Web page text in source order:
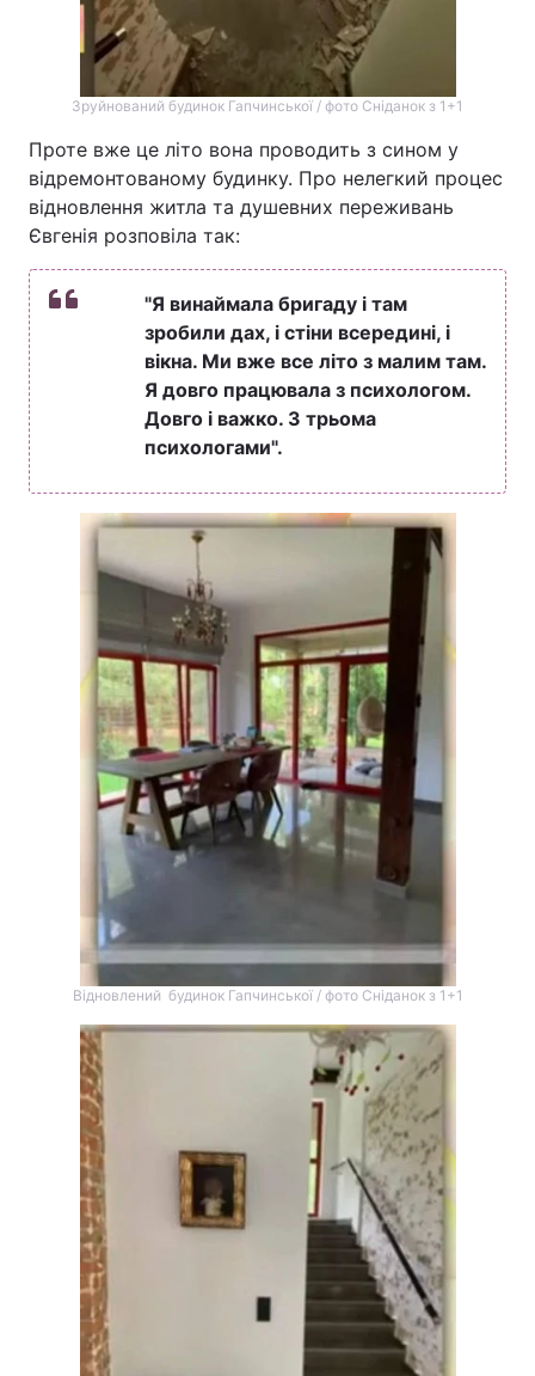
Зруйнований будинок Гапчинської / фото Сніданок з 1+1
Проте вже це літо вона проводить з сином у
відремонтованому будинку. Про нелегкий процес
відновлення житла та душевних переживань
Євгенія розповіла так:
"Я винаймала бригаду і там
зробили дах, і стіни всередині, і
вікна. Ми вже все літо з малим там.
Я довго працювала з психологом.
Довго і важко. З трьома
психологами".
Відновлений будинок Гапчинської / фото Сніданок з 1+1